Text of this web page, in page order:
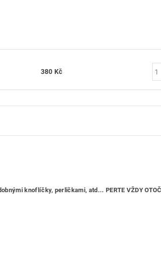
380 Kč
knoflíčky, perličkami, atd... PERTE VŽDY